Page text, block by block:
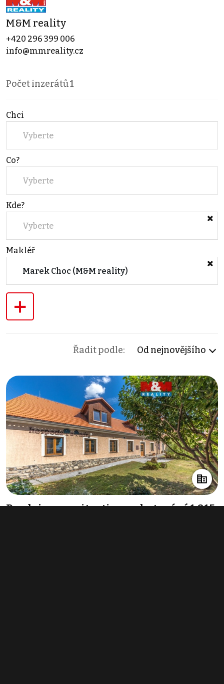
M&M reality
+420 296 399 006
info@mmreality.cz
Počet inzerátů1
Chci
Vyberte
Co?
Vyberte
Kde?
Vyberte
Makléř
Marek Choc (M&M reality)
+
Řadit podle: Od nejnovějšího
Prodej nemovitosti pro ubytování 1 015